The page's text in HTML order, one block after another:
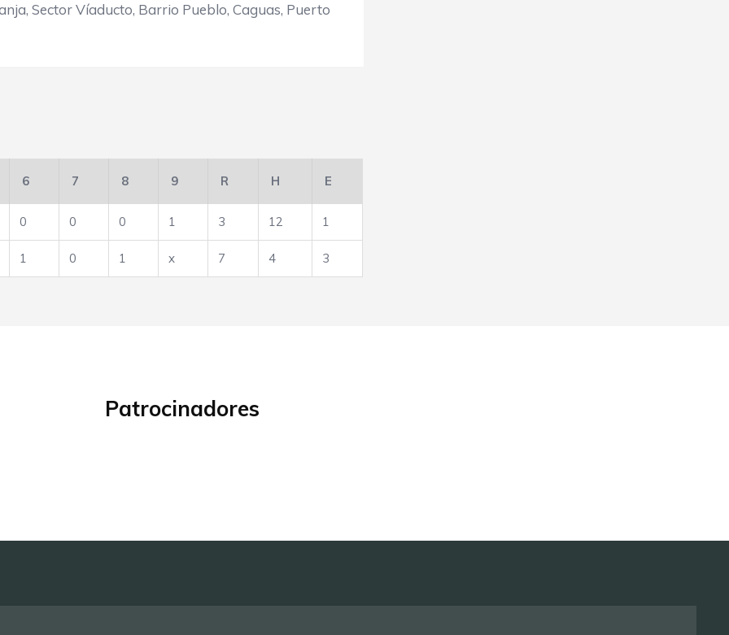
Sector Víaducto, Barrio Pueblo, Caguas, Puerto
6 7 8 9 R H E
0 0 0 1 3 12 1
1 0 1 x 7 4 3
Patrocinadores